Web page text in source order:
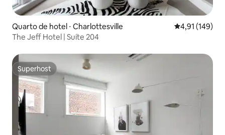
Quarto de hotel ⋅ Charlottesville 4,91 de uma
4,91 (149)
The Jeff Hotel | Suíte 204
Superhost
Superhost